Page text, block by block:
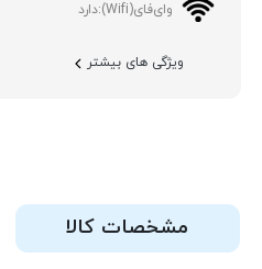
وای‌فای(Wifi):
دارد
ویژگی های بیشتر
مشخصات کالا